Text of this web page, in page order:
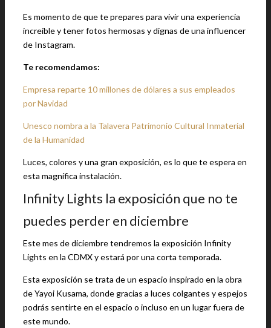
Es momento de que te prepares para vivir una experiencia
increíble y tener fotos hermosas y dignas de una influencer
de Instagram.
Te recomendamos:
Empresa reparte 10 millones de dólares a sus empleados
por Navidad
Unesco nombra a la Talavera Patrimonio Cultural Inmaterial
de la Humanidad
Luces, colores y una gran exposición, es lo que te espera en
esta magnífica instalación.
Infinity Lights la exposición que no te
puedes perder en diciembre
Este mes de diciembre tendremos la exposición Infinity
Lights en la CDMX y estará por una corta temporada.
Esta exposición se trata de un espacio inspirado en la obra
de Yayoi Kusama, donde gracias a luces colgantes y espejos
podrás sentirte en el espacio o incluso en un lugar fuera de
este mundo.